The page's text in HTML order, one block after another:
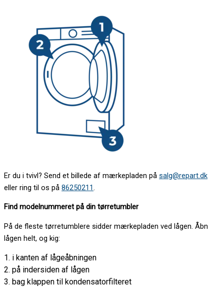
Er du i tvivl? Send et billede af mærkepladen på salg@repart.dk
eller ring til os på 86250211.
Find modelnummeret på din tørretumbler
På de fleste tørretumblere sidder mærkepladen ved lågen. Åbn
lågen helt, og kig:
1. i kanten af lågeåbningen
2. på indersiden af lågen
3. bag klappen til kondensatorfilteret